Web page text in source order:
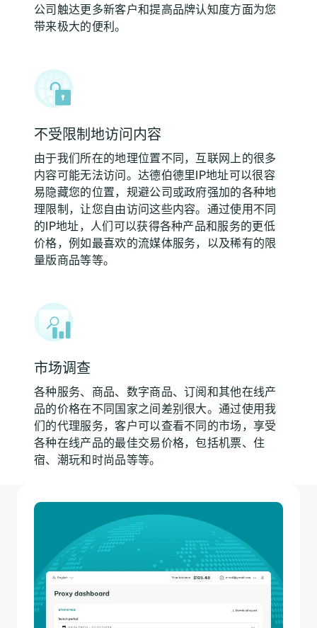
公司触达更多新客户和提高品牌认知度方面为您
带来极大的便利。
不受限制地访问内容
由于我们所在的地理位置不同，互联网上的很多
内容可能无法访问。达德伯德里IP地址可以很容
易隐藏您的位置，规避公司或政府强加的各种地
理限制，让您自由访问这些内容。通过使用不同
的IP地址，人们可以获得各种产品和服务的更低
价格，例如最喜欢的流媒体服务，以及稀有的限
量版商品等等。
市场调查
各种服务、商品、数字商品、订阅和其他在线产
品的价格在不同国家之间差别很大。通过使用我
们的代理服务，客户可以查看不同的市场，享受
各种在线产品的最佳交易价格，包括机票、住
宿、潮玩和时尚品等等。